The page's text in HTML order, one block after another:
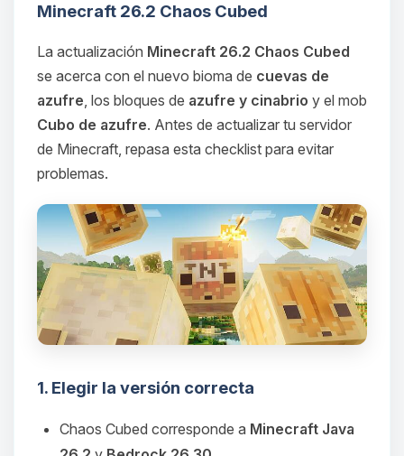
Minecraft 26.2 Chaos Cubed
La actualización Minecraft 26.2 Chaos Cubed
se acerca con el nuevo bioma de cuevas de
azufre, los bloques de azufre y cinabrio y el mob
Cubo de azufre. Antes de actualizar tu servidor
de Minecraft, repasa esta checklist para evitar
problemas.
1. Elegir la versión correcta
Chaos Cubed corresponde a Minecraft Java